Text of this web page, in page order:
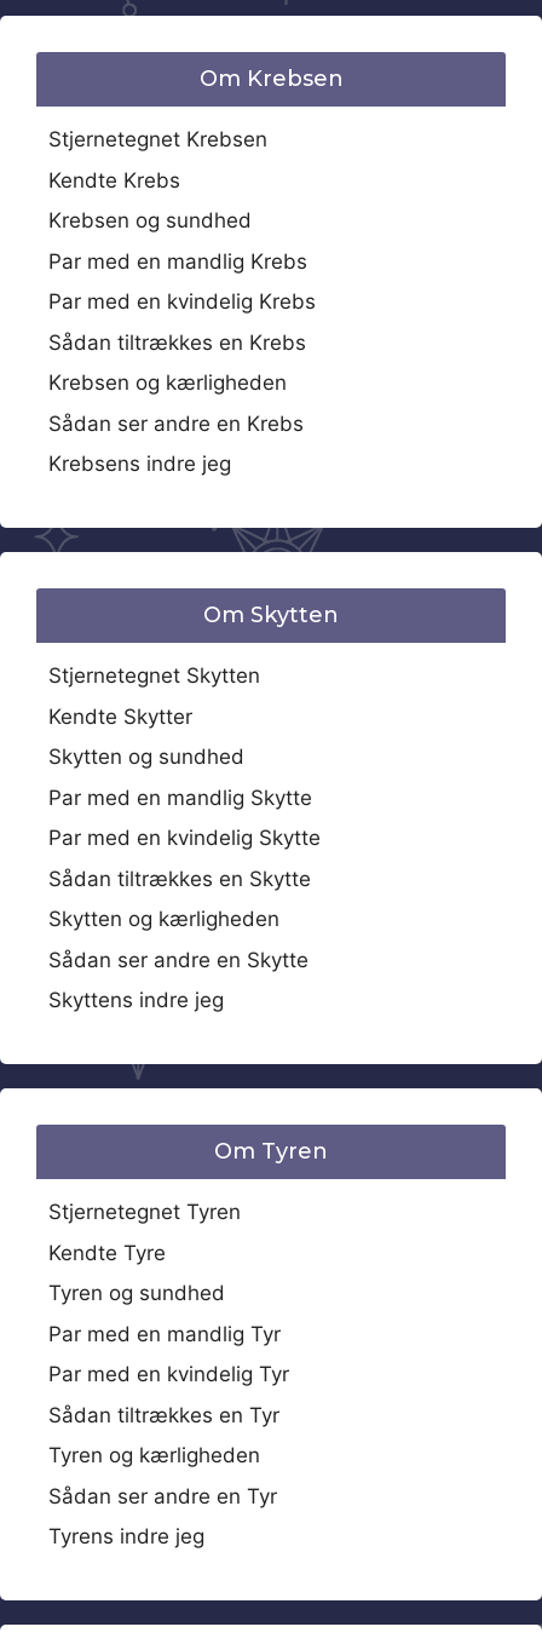
Om Krebsen
Stjernetegnet Krebsen
Kendte Krebs
Krebsen og sundhed
Par med en mandlig Krebs
Par med en kvindelig Krebs
Sådan tiltrækkes en Krebs
Krebsen og kærligheden
Sådan ser andre en Krebs
Krebsens indre jeg
Om Skytten
Stjernetegnet Skytten
Kendte Skytter
Skytten og sundhed
Par med en mandlig Skytte
Par med en kvindelig Skytte
Sådan tiltrækkes en Skytte
Skytten og kærligheden
Sådan ser andre en Skytte
Skyttens indre jeg
Om Tyren
Stjernetegnet Tyren
Kendte Tyre
Tyren og sundhed
Par med en mandlig Tyr
Par med en kvindelig Tyr
Sådan tiltrækkes en Tyr
Tyren og kærligheden
Sådan ser andre en Tyr
Tyrens indre jeg